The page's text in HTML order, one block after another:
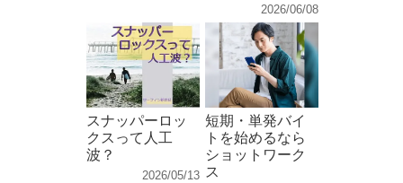
2026/06/08
スナッパーロッ
クスって人工
波？
2026/05/13
短期・単発バイ
トを始めるなら
ショットワーク
ス